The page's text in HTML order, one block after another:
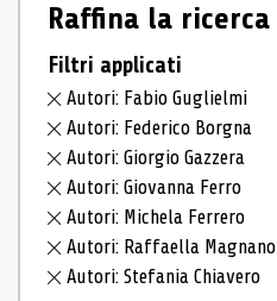
Raffina la ricerca
Filtri applicati
Autori: Fabio Guglielmi
Autori: Federico Borgna
Autori: Giorgio Gazzera
Autori: Giovanna Ferro
Autori: Michela Ferrero
Autori: Raffaella Magnano
Autori: Stefania Chiavero